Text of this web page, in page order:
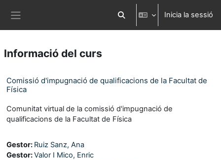
Commuta l'entrada de la cerca
Inicia la sessió
Informació del curs
Comissió d'impugnació de qualificacions de la Facultat de
Física
Comunitat virtual de la comissió d'impugnació de
qualificacions de la Facultat de Física
Gestor: Ruiz Sanz, Ana
Gestor:Valor I Mico, Enric